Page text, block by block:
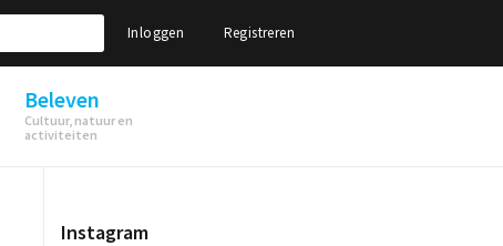
Inloggen Registreren
Beleven
Cultuur, natuur en
activiteiten
Instagram